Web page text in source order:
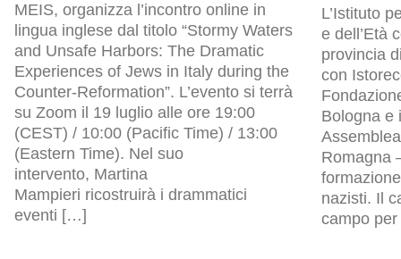
MEIS, organizza l’incontro online in
lingua inglese dal titolo “Stormy Waters
and Unsafe Harbors: The Dramatic
Experiences of Jews in Italy during the
Counter-Reformation”. L’evento si terrà
su Zoom il 19 luglio alle ore 19:00
(CEST) / 10:00 (Pacific Time) / 13:00
(Eastern Time). Nel suo
intervento, Martina
Mampieri ricostruirà i drammatici
eventi […]
L’Istituto
e dell’Età
provincia
con
Bologna e
Romagna
nazisti. Il
campo